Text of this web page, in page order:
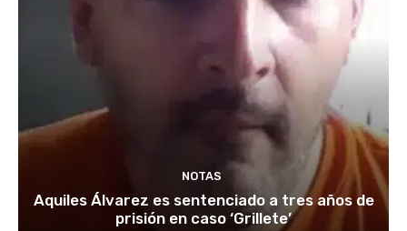
NOTAS
Aquiles Álvarez es sentenciado a tres años de
prisión en caso ‘Grillete’